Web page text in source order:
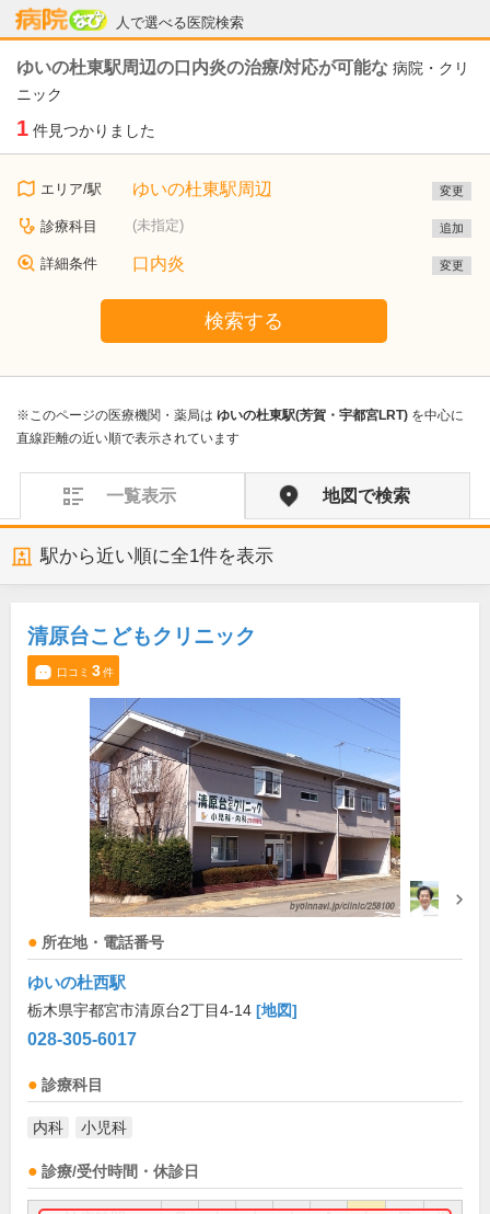
人で選べる医院検索
病院なび
ゆいの杜東駅周辺の口内炎の治療/対応が可能な 病院・クリ
ニック
1 件見つかりました
エリア/駅 ゆいの杜東駅周辺 変更
診療科目 (未指定) 追加
詳細条件 口内炎 変更
検索する
※このページの医療機関・薬局は ゆいの杜東駅(芳賀・宇都宮LRT) を中心に
直線距離の近い順で表示されています
一覧表示 地図で検索
駅から近い順に全1件を表示
清原台こどもクリニック
口コミ 3件
所在地・電話番号
ゆいの杜西駅
栃木県宇都宮市清原台2丁目4-14 [地図]
028-305-6017
診療科目
内科 小児科
診療/受付時間・休診日